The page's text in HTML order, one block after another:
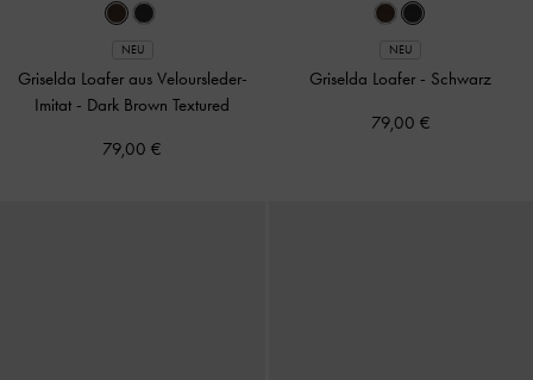
NEU
Griselda Loafer aus Veloursleder-
Imitat - Dark Brown Textured
79,00 €
NEU
Griselda Loafer - Schwarz
79,00 €